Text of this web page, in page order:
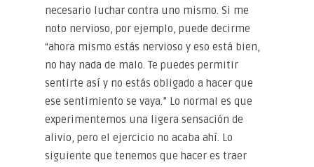
necesario luchar contra uno mismo. Si me
noto nervioso, por ejemplo, puede decirme
“ahora mismo estás nervioso y eso está bien,
no hay nada de malo. Te puedes permitir
sentirte así y no estás obligado a hacer que
ese sentimiento se vaya.” Lo normal es que
experimentemos una ligera sensación de
alivio, pero el ejercicio no acaba ahí. Lo
siguiente que tenemos que hacer es traer